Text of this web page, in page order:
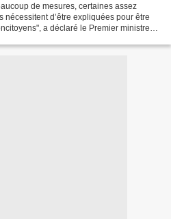
de mesures, certaines assez
nécessitent d’être expliquées pour être
a déclaré le Premier ministre